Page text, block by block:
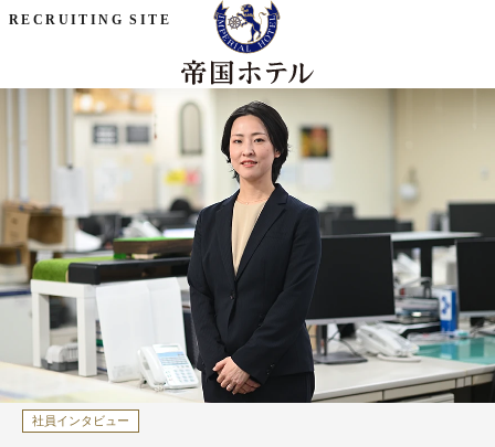
RECRUITING SITE
社員インタビュー